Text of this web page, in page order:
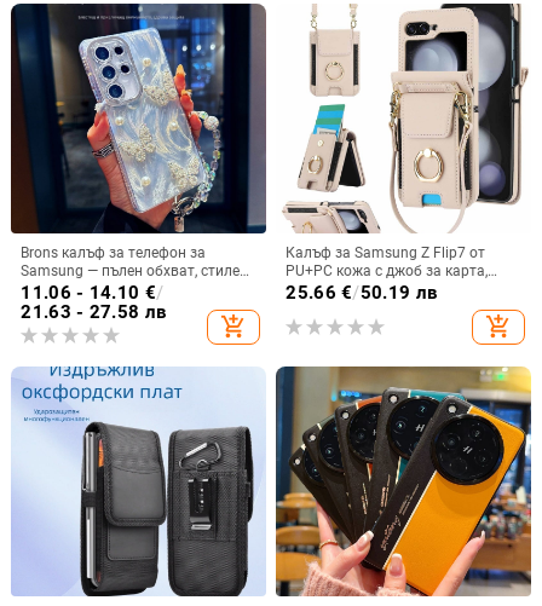
Brons калъф за телефон за
Samsung — пълен обхват, стилен
и креативен дизайн, TPU
материал, удароустойчив
11.06 - 14.10 €/
21.63 - 27.58 лв
add_shopping_cart
Калъф за Samsung Z Flip7 от
PU+PC кожа с джоб за карта,
пръстен за държане, еластичен
държач за карти и кръстосана
презрамка
25.66 €/50.19 лв
add_shopping_cart